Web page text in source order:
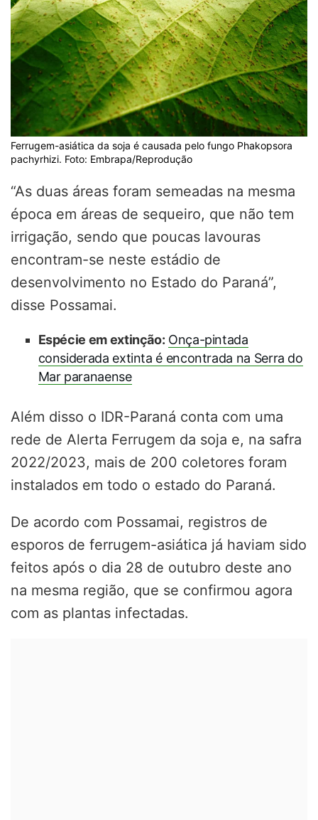
Ferrugem-asiática da soja é causada pelo fungo Phakopsora
pachyrhizi. Foto: Embrapa/Reprodução
“As duas áreas foram semeadas na mesma
época em áreas de sequeiro, que não tem
irrigação, sendo que poucas lavouras
encontram-se neste estádio de
desenvolvimento no Estado do Paraná”,
disse Possamai.
Espécie em extinção: Onça-pintada
considerada extinta é encontrada na Serra do
Mar paranaense
Além disso o IDR-Paraná conta com uma
rede de Alerta Ferrugem da soja e, na safra
2022/2023, mais de 200 coletores foram
instalados em todo o estado do Paraná.
De acordo com Possamai, registros de
esporos de ferrugem-asiática já haviam sido
feitos após o dia 28 de outubro deste ano
na mesma região, que se confirmou agora
com as plantas infectadas.